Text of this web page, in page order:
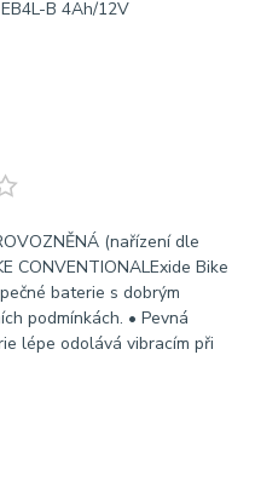
(nařízení dle
CONVENTIONALExide Bike
baterie s dobrým
podmínkách. • Pevná
lépe odolává vibracím při